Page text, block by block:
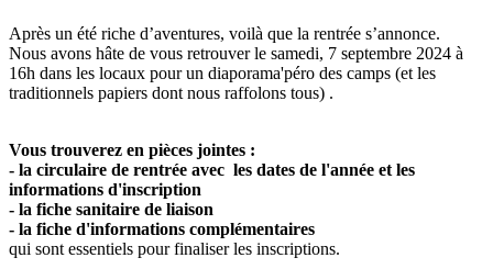
Après un été riche d’aventures, voilà que la rentrée s’annonce.
Nous avons hâte de vous retrouver le samedi, 7 septembre 2024 à
16h dans les locaux pour un diaporama'péro des camps (et les
traditionnels papiers dont nous raffolons tous) .
Vous trouverez en pièces jointes :
- la circulaire de rentrée avec les dates de l'année et les
informations d'inscription
- la fiche sanitaire de liaison
- la fiche d'informations complémentaires
qui sont essentiels pour finaliser les inscriptions.